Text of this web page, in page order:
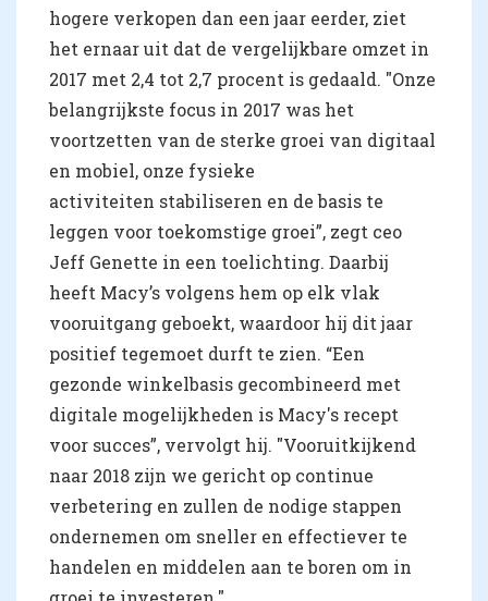
hogere verkopen dan een jaar eerder, ziet
het ernaar uit dat de vergelijkbare omzet in
2017 met 2,4 tot 2,7 procent is gedaald. "Onze
belangrijkste focus in 2017 was het
voortzetten van de sterke groei van digitaal
en mobiel, onze fysieke
activiteiten stabiliseren en de basis te
leggen voor toekomstige groei”, zegt ceo
Jeff Genette in een toelichting. Daarbij
heeft Macy’s volgens hem op elk vlak
vooruitgang geboekt, waardoor hij dit jaar
positief tegemoet durft te zien. “Een
gezonde winkelbasis gecombineerd met
digitale mogelijkheden is Macy's recept
voor succes”, vervolgt hij. "Vooruitkijkend
naar 2018 zijn we gericht op continue
verbetering en zullen de nodige stappen
ondernemen om sneller en effectiever te
handelen en middelen aan te boren om in